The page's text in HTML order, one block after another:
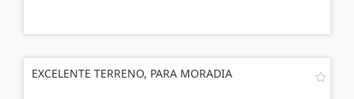
EXCELENTE TERRENO, PARA MORADIA